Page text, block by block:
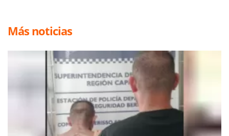
Más noticias